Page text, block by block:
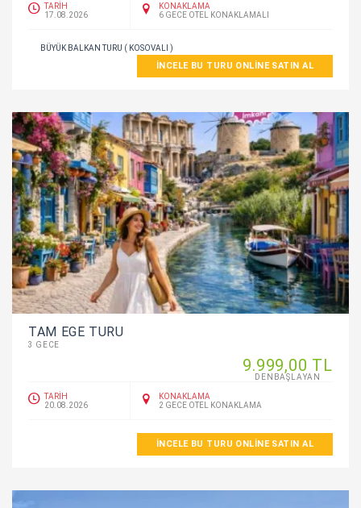
TARİH
17.08.2026
KONAKLAMA
6 GECE OTEL KONAKLAMALI
BÜYÜK BALKAN TURU ( KOSOVALI )
İNCELE BU TURU ONLINE SATIN AL
TAM EGE TURU
3 GECE
9.999,00 TL
DENBAŞLAYAN
TARİH
20.08.2026
KONAKLAMA
2 GECE OTEL KONAKLAMA
İNCELE BU TURU ONLINE SATIN AL